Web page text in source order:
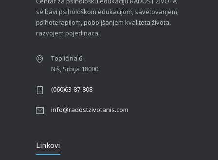
se bavi psihološkom edukacijom, savetovanjem,
psihoterapijom, poboljšanjem kvaliteta života,
razvojem pojedinaca.
Topličina 6
Niš, Srbija 18000
(060)63-87-808
info@radostzivotanis.com
Linkovi